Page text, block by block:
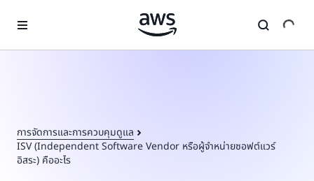
การจัดการและการควบคุมดูแล
ISV (Independent Software Vendor หรือผู้จำหน่ายซอฟต์แวร์
อิสระ) คืออะไร